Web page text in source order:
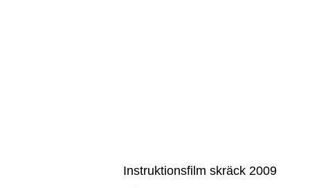
Instruktionsfilm skräck 2009